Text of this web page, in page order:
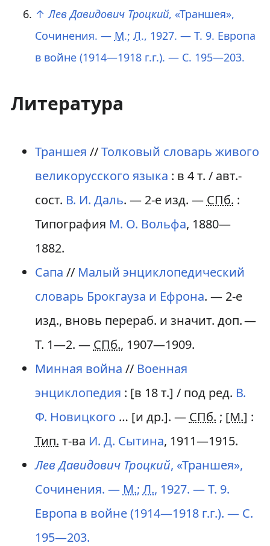
↑ Лев Давидович Троцкий, «Траншея»,
Сочинения. — М.; Л., 1927. — Т. 9. Европа
в войне (1914—1918 г.г.). — С. 195—203.
Литература
Траншея //Толковый словарь живого
великорусского языка : в 4 т. / авт.-
сост. В. И. Даль. — 2-е изд. — СПб. :
Типография М. О. Вольфа, 1880—
1882.
Сапа // Малый энциклопедический
словарь Брокгауза и Ефрона. — 2-е
изд., вновь перераб. и значит. доп. —
Т. 1—2. — СПб., 1907—1909.
Минная война // Военная
энциклопедия : [в 18 т.] / под ред. В.
Ф. Новицкого … [и др.]. — СПб. ; [М.] :
Тип. т-ва И. Д. Сытина, 1911—1915.
Лев Давидович Троцкий, «Траншея»,
Сочинения. — М.; Л., 1927. — Т. 9.
Европа в войне (1914—1918 г.г.). — С.
195—203.